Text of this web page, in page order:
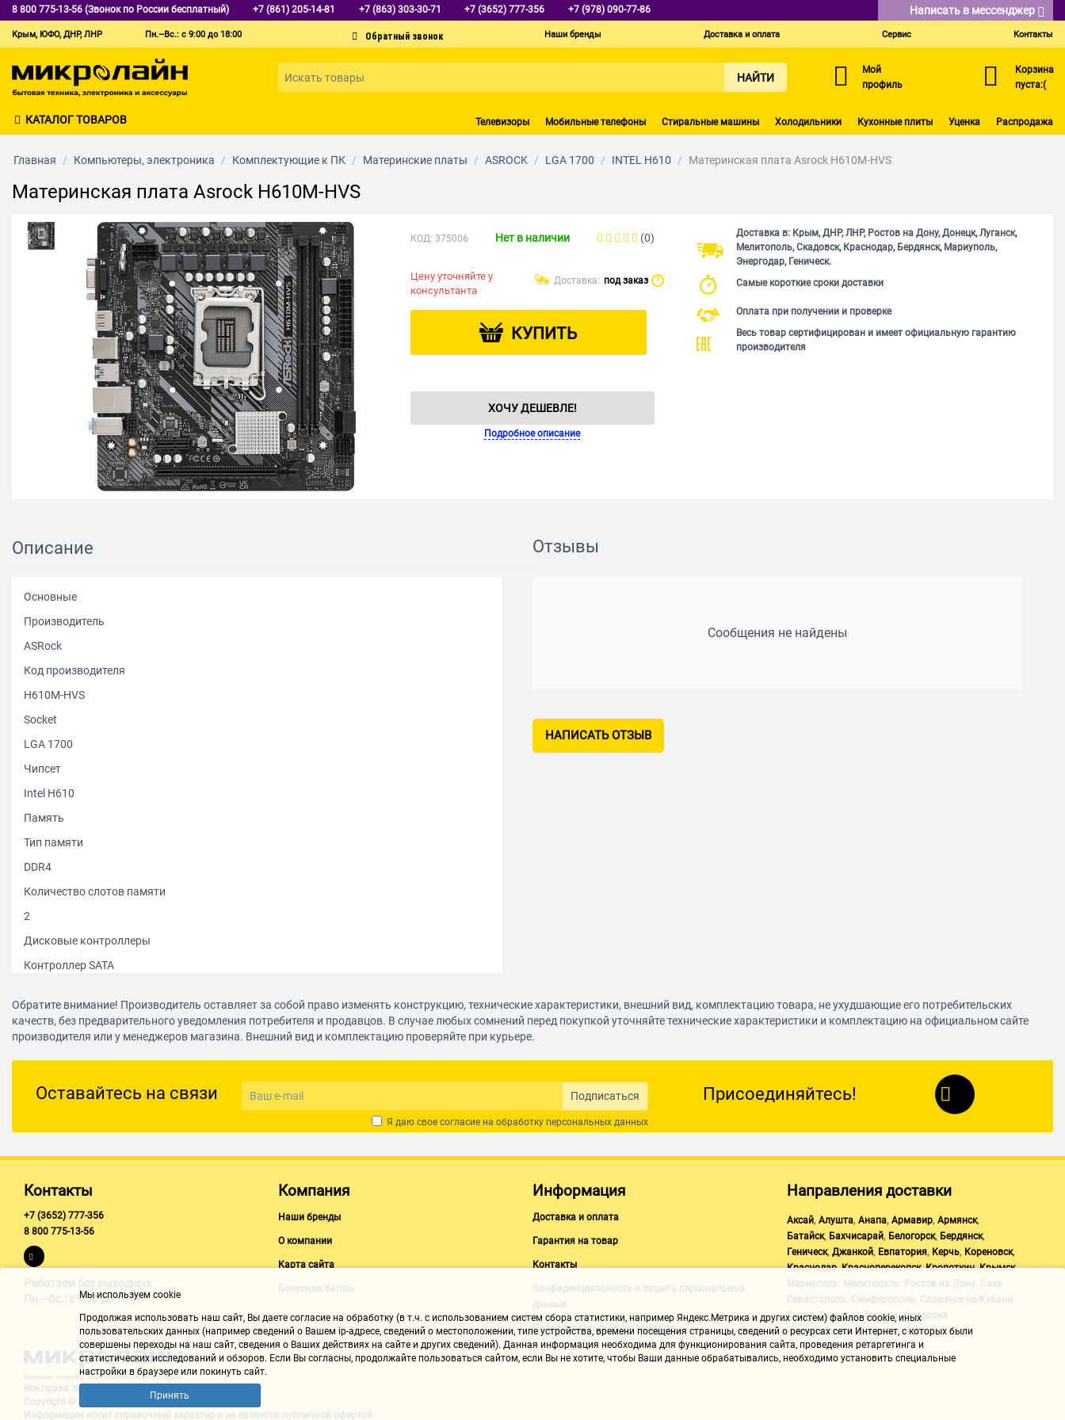
8 800 775-13-56 (Звонок по России бесплатный) +7 (861) 205-14-81 +7 (863) 303-30-71 +7 (3652) 777-356 +7 (978) 090-77-86 Написать в мессенджер
Крым, ЮФО, ДНР, ЛНР Пн.–Вс.: с 9:00 до 18:00 Наши бренды Доставка и оплата Сервис Контакты
НАЙТИ
Мой
профиль
Корзина
пуста:(
КАТАЛОГ ТОВАРОВ Телевизоры Мобильные телефоны Стиральные машины Холодильники Кухонные плиты Уценка Распродажа
Главная / Компьютеры, электроника / Комплектующие к ПК / Материнские платы / ASROCK / LGA 1700 / INTEL H610 / Материнская плата Asrock H610M-HVS
Материнская плата Asrock H610M-HVS
КОД: 375006 Нет в наличии (0)
Цену уточняйте у
консультанта
Доставка: под заказ ?
КУПИТЬ
ХОЧУ ДЕШЕВЛЕ!
Подробное описание
Доставка в: Крым, ДНР, ЛНР, Ростов на Дону, Донецк, Луганск,
Мелитополь, Скадовск, Краснодар, Бердянск, Мариуполь,
Энергодар, Геническ.
Самые короткие сроки доставки
Оплата при получении и проверке
Весь товар сертифицирован и имеет официальную гарантию
производителя
Описание
Основные
Производитель
ASRock
Код производителя
H610M-HVS
Socket
LGA 1700
Чипсет
Intel H610
Память
Тип памяти
DDR4
Количество слотов памяти
2
Дисковые контроллеры
Контроллер SATA
Слоты расширения
Слоты расширения
PCI-E x1, PCI-E 4.0 x16
Аудио/Видео
Звук
8-канальный (7.1)
Аудио-контроллер
Realtek ALC897
Сеть
Сетевой интерфейс
Сетевой контроллер
Realtek RTL8111H
Интерфейсы
Разъёмы на задней панели
Отзывы
Сообщения не найдены
НАПИСАТЬ ОТЗЫВ
Обратите внимание! Производитель оставляет за собой право изменять конструкцию, технические характеристики, внешний вид, комплектацию товара, не ухудшающие его потребительских
качеств, без предварительного уведомления потребителя и продавцов. В случае любых сомнений перед покупкой уточняйте технические характеристики и комплектацию на официальном сайте
производителя или у менеджеров магазина. Внешний вид и комплектацию проверяйте при курьере.
Оставайтесь на связи Подписаться
Я даю свое согласие на обработку персональных данных
Присоединяйтесь!
Контакты
+7 (3652) 777-356
8 800 775-13-56
Работаем без выходных
Пн.–Вс.: с 9:00 до 18:00
Компания
Наши бренды
О компании
Карта сайта
Бонусные баллы
Информация
Доставка и оплата
Гарантия на товар
Контакты
Конфиденциальность и защита персональных
данных
Пользовательское соглашение
Направления доставки
Аксай, Алушта, Анапа, Армавир, Армянск,
Батайск, Бахчисарай, Белогорск, Бердянск,
Геническ, Джанкой, Евпатория, Керчь, Кореновск,
Краснодар,Красноперекопск,Кропоткин,Крымск,
Мариуполь Мелитополь Ростов на Дону Саки
Севастополь Симферополь Славянск-на-Кубани
Судак,Таганрог,Темрюк,Феодосия
Черноморское ,Щелкино,Ялта
Все права защищены "Микролайн"
Copyright © 2002-2026
Информация носит справочный характер и не является публичной офертой
Мы используем cookie
Продолжая использовать наш cайт, Вы даете согласие на обработку (в т.ч. с использованием систем сбора статистики, например Яндекс.Метрика и других систем) файлов cookie, иных
пользовательских данных (например сведений о Вашем ip-адресе, сведений о местоположении, типе устройства, времени посещения страницы, сведений о ресурсах сети Интернет, с которых были
совершены переходы на наш сайт, сведения о Ваших действиях на сайте и других сведений). Данная информация необходима для функционирования сайта, проведения ретаргетинга и
статистических исследований и обзоров. Если Вы согласны, продолжайте пользоваться сайтом, если Вы не хотите, чтобы Ваши данные обрабатывались, необходимо установить специальные
настройки в браузере или покинуть сайт.
Принять